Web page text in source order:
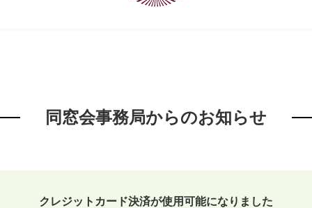
同窓会事務局からのお知らせ
クレジットカード決済が使用可能になりました